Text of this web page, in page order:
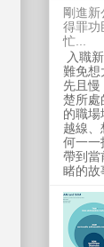
剛進新
得罪功
忙...
入職
難免想
先且
楚所處
的職場
越線、
何一一
帶到當
睹的故